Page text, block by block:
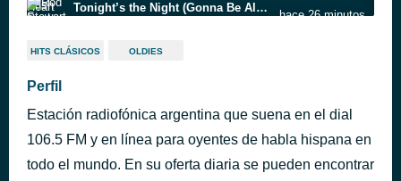
Tonight’s the Night (Gonna Be Alright)
hace 26 minutos
Dream On
To Love Somebody
Jimmy Somerville
Comfortably Numb
hace 43 minutos
HITS CLÁSICOS OLDIES
Perfil
Estación radiofónica argentina que suena en el dial
106.5 FM y en línea para oyentes de habla hispana en
todo el mundo. En su oferta diaria se pueden encontrar